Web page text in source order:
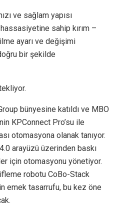
ve sağlam yapısı
sahip kırım –
ayarı ve değişimi
bir şekilde
bünyesine katıldı ve MBO
KPConnect Pro’su ile
otomasyona olanak tanıyor.
arayüzü üzerinden baskı
için otomasyonu yönetiyor.
robotu CoBo-Stack
emek tasarrufu, bu kez öne